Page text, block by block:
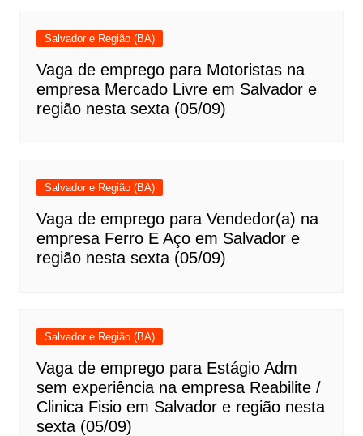
Salvador e Região (BA)
Vaga de emprego para Motoristas na
empresa Mercado Livre em Salvador e
região nesta sexta (05/09)
Salvador e Região (BA)
Vaga de emprego para Vendedor(a) na
empresa Ferro E Aço em Salvador e
região nesta sexta (05/09)
Salvador e Região (BA)
Vaga de emprego para Estágio Adm
sem experiência na empresa Reabilite /
Clinica Fisio em Salvador e região nesta
sexta (05/09)